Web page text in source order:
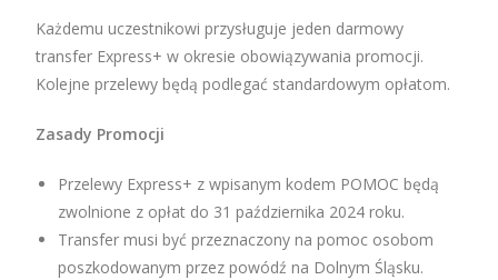
Każdemu uczestnikowi przysługuje jeden darmowy
transfer Express+ w okresie obowiązywania promocji.
Kolejne przelewy będą podlegać standardowym opłatom.
Zasady Promocji
Przelewy Express+ z wpisanym kodem POMOC będą
zwolnione z opłat do 31 października 2024 roku.
Transfer musi być przeznaczony na pomoc osobom
poszkodowanym przez powódź na Dolnym Śląsku.